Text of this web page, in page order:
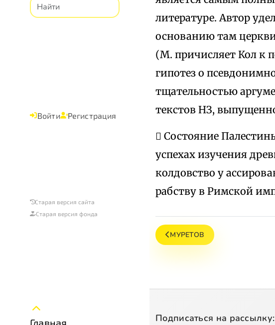
Войти Регистрация
Старая версия сайта
Старая версия фонда
Главная
литературе. Автор
основанию там
(М. причисляет Кол к
гипотез о
тщательностью
текстов НЗ,
 Состояние
успехах изучения
колдовство у
рабству в Римской
МУРЕТОВ
Подписаться на рассылку: